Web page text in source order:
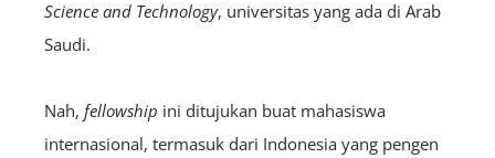
Science and Technology, universitas yang ada di Arab
Saudi.
Nah, fellowship ini ditujukan buat mahasiswa
internasional, termasuk dari Indonesia yang pengen